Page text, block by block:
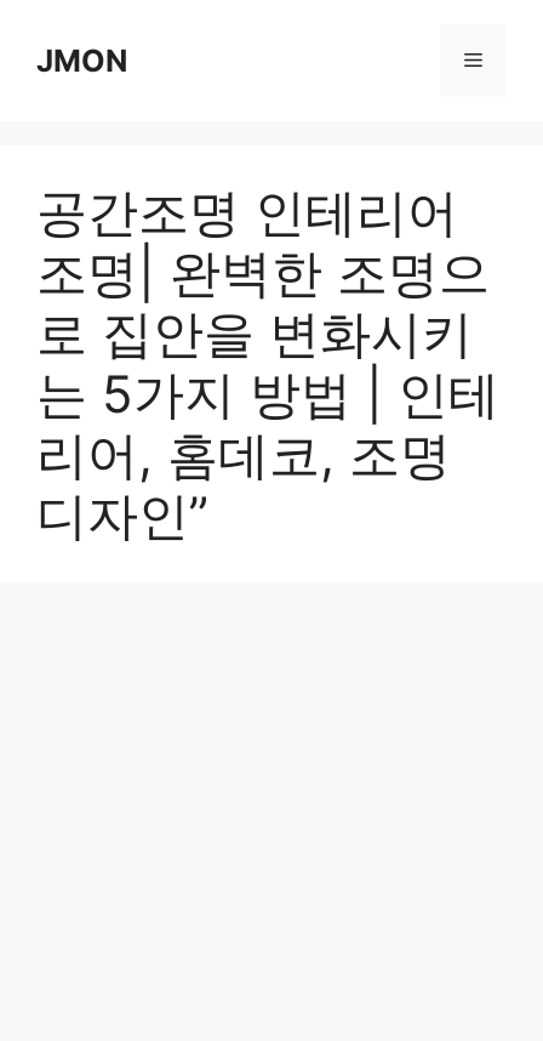
contentJMON Menu
공간조명 인테리어
조명| 완벽한 조명으
로 집안을 변화시키
는 5가지 방법 | 인테
리어, 홈데코, 조명
디자인”